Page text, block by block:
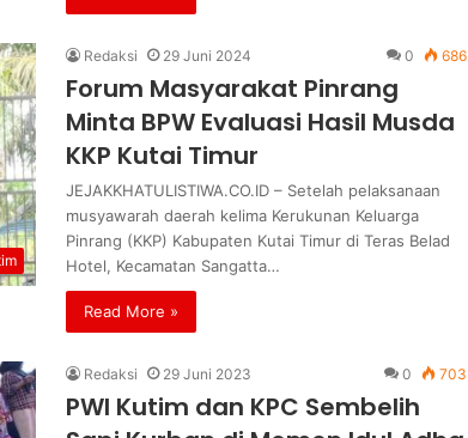
Redaksi 29 Juni 2024 0 686
Forum Masyarakat Pinrang
Minta BPW Evaluasi Hasil Musda
KKP Kutai Timur
JEJAKKHATULISTIWA.CO.ID – Setelah pelaksanaan
musyawarah daerah kelima Kerukunan Keluarga
Pinrang (KKP) Kabupaten Kutai Timur di Teras Belad
Hotel, Kecamatan Sangatta…
Read More »
Redaksi 29 Juni 2023 0 703
PWI Kutim dan KPC Sembelih